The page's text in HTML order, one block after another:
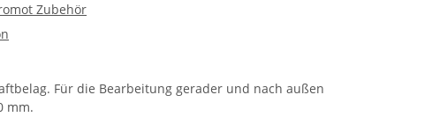
Zubehör
Für die Bearbeitung gerader und nach außen
mm.